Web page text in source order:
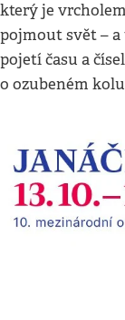
který je
pojmout svět – a
pojetí času a
o ozubeném